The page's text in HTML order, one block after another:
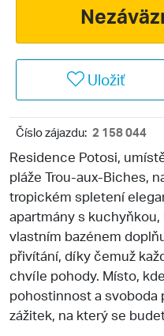
Uložiť
Číslo zájazdu: 2 158 044
Residence Potosi,
pláže Trou-aux-Biches,
tropickém spletení
apartmány s
vlastním bazénem
přivítání, díky čemuž
chvíle pohody. Místo,
pohostinnost a svoboda
zážitek, na který se